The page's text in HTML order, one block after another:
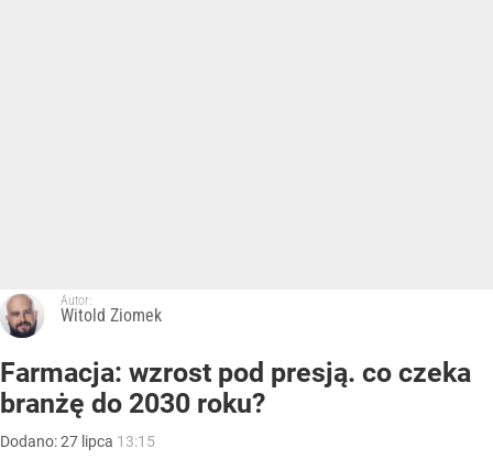
Autor:
Witold Ziomek
Farmacja: wzrost pod presją. co czeka
branżę do 2030 roku?
Dodano:27 lipca 13:15